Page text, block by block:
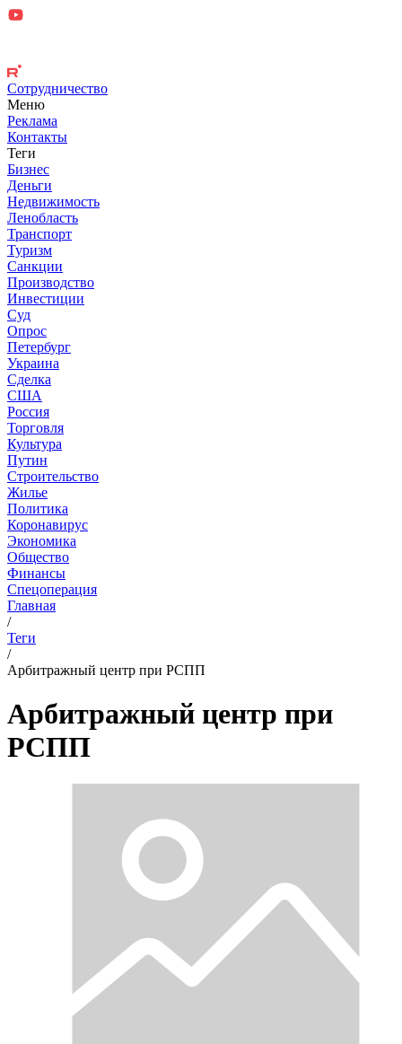
Сотрудничество
Меню
Реклама
Контакты
Теги
Бизнес
Деньги
Недвижимость
Ленобласть
Транспорт
Туризм
Санкции
Производство
Инвестиции
Суд
Опрос
Петербург
Украина
Сделка
США
Россия
Торговля
Культура
Путин
Строительство
Жилье
Политика
Коронавирус
Экономика
Общество
Финансы
Спецоперация
Главная
/
Теги
/
Арбитражный центр при РСПП
Арбитражный центр при
РСПП